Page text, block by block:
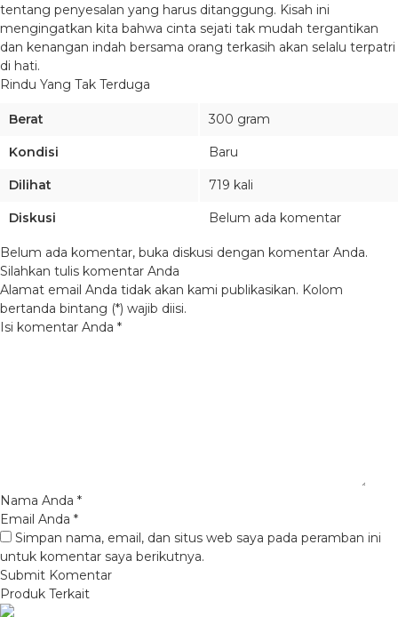
tentang penyesalan yang harus ditanggung. Kisah ini
mengingatkan kita bahwa cinta sejati tak mudah tergantikan
dan kenangan indah bersama orang terkasih akan selalu terpatri
di hati.
Rindu Yang Tak Terduga
Berat 300 gram
Kondisi Baru
Dilihat 719 kali
Diskusi Belum ada komentar
Belum ada komentar, buka diskusi dengan komentar Anda.
Silahkan tulis komentar Anda
Alamat email Anda tidak akan kami publikasikan. Kolom
bertanda bintang (*) wajib diisi.
Isi komentar Anda *
Nama Anda *
Email Anda *
Simpan nama, email, dan situs web saya pada peramban ini
untuk komentar saya berikutnya.
Produk Terkait